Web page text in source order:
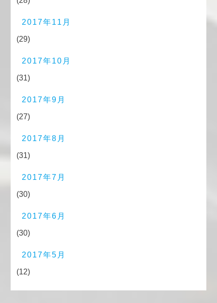
2017年11月
(29)
2017年10月
(31)
2017年9月
(27)
2017年8月
(31)
2017年7月
(30)
2017年6月
(30)
2017年5月
(12)